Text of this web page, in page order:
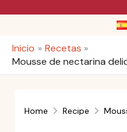
Inicio
Recetas
Mousse de nectarina
Home Recipe